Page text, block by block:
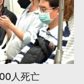
人死亡